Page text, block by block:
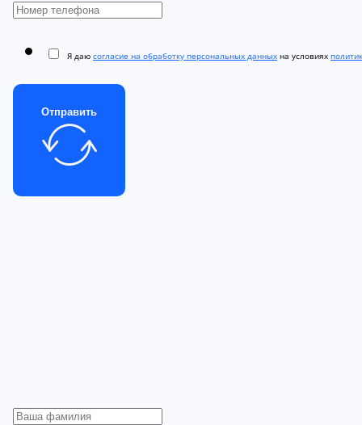
Я даю согласие на обработку персональных данных на условиях
Отправить